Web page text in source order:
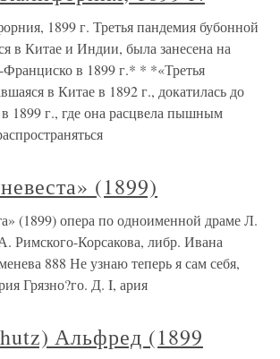
1899 г. Третья пандемия бубонной
в Китае и Индии, была занесена на
Франциско в 1899 г.* * *«Третья
в Китае в 1892 г., докатилась до
1899 г., где она расцвела пышным
(1899)
(1899) опера по одноименной драме Л.
Римского-Корсакова, либр. Ивана
888 Не узнаю теперь я сам себя,
Грязно?го. Д. I, ария
Альфред (1899